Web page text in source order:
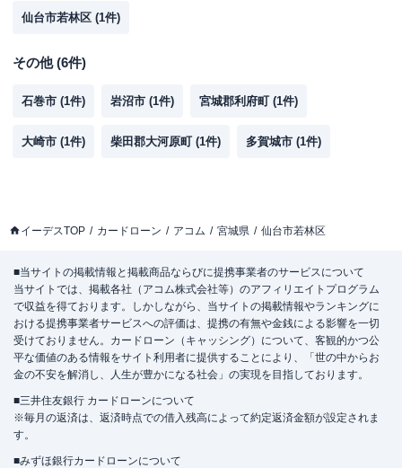
仙台市若林区 (1件)
その他(6件)
石巻市 (1件) 岩沼市 (1件) 宮城郡利府町 (1件)
大崎市 (1件) 柴田郡大河原町 (1件) 多賀城市 (1件)
イーデスTOP カードローン アコム 宮城県 仙台市若林区
■当サイトの掲載情報と掲載商品ならびに提携事業者のサービスについて
当サイトでは、掲載各社（アコム株式会社等）のアフィリエイトプログラム
で収益を得ております。しかしながら、当サイトの掲載情報やランキングに
おける提携事業者サービスへの評価は、提携の有無や金銭による影響を一切
受けておりません。カードローン（キャッシング）について、客観的かつ公
平な価値のある情報をサイト利用者に提供することにより、「世の中からお
金の不安を解消し、人生が豊かになる社会」の実現を目指しております。
■三井住友銀行 カードローンについて
※毎月の返済は、返済時点での借入残高によって約定返済金額が設定されま
す。
■みずほ銀行カードローンについて